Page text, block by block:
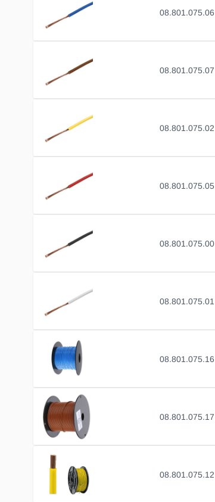
08.801.075.06
08.801.075.07
08.801.075.02
08.801.075.05
08.801.075.00
08.801.075.01
08.801.075.16
08.801.075.17
08.801.075.12